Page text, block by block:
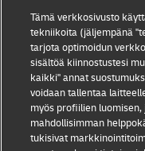
Evästeasetukset
Seuraa meitä:
2026
Tämä verkkosivusto
tekniikoita (jäljempänä
tarjota optimoidun
sisältöä kiinnostustesi
kaikki" annat
voidaan tallentaa
myös profiilien
mahdollisimman
tukisivat